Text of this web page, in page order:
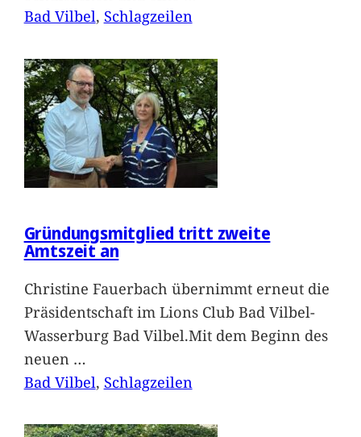
Bad Vilbel, Schlagzeilen
Gründungsmitglied tritt zweite
Amtszeit an
Christine Fauerbach übernimmt erneut die
Präsidentschaft im Lions Club Bad Vilbel-
Wasserburg Bad Vilbel.Mit dem Beginn des
neuen …
Bad Vilbel, Schlagzeilen